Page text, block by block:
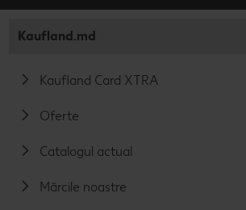
Kaufland.md
Kaufland Card XTRA
Oferte
Catalogul actual
Mărcile noastre